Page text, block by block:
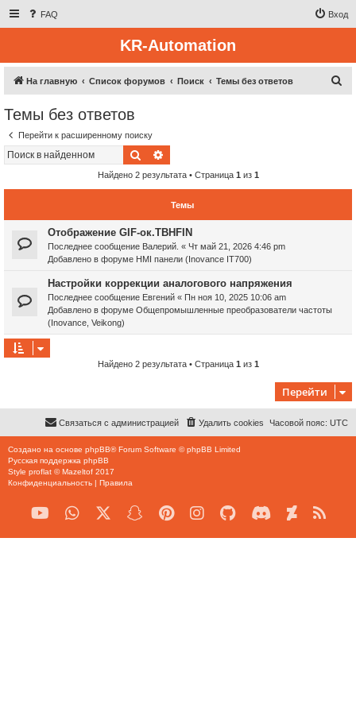
FAQ Вход
KR-Automation
На главную Список форумов Поиск Темы без ответов
Темы без ответов
Перейти к расширенному поиску
Поиск
Найдено 2 результата • Страница 1 из 1
Темы
Отображение GIF-ок.TBHFIN
Последнее сообщение Валерий. « Чт май 21, 2026 4:46 pm
Добавлено в форуме HMI панели (Inovance IT700)
Настройки коррекции аналогового напряжения
Последнее сообщение Евгений « Пн ноя 10, 2025 10:06 am
Добавлено в форуме Общепромышленные преобразователи частоты
(Inovance, Veikong)
Найдено 2 результата • Страница 1 из 1
Перейти
Часовой пояс: UTC
Удалить cookies
Связаться с администрацией
Создано на основе phpBB® Forum Software © phpBB Limited
Русская поддержка phpBB
Style proflat ©Mazeltof 2017
Конфиденциальность | Правила